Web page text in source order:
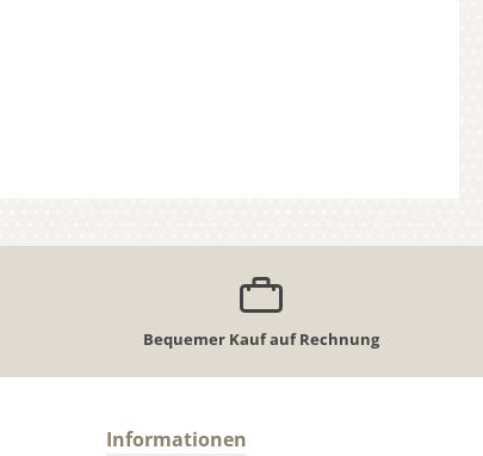
Bequemer Kauf auf Rechnung
Informationen